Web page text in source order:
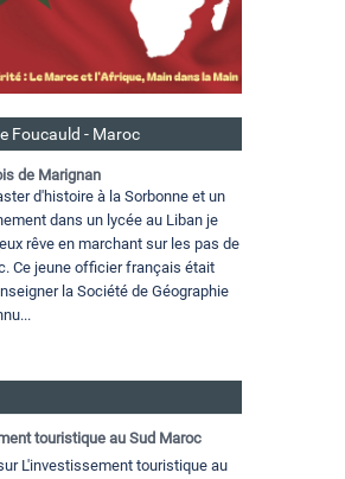
Foucauld - Maroc
de Marignan
d'histoire à la Sorbonne et un
dans un lycée au Liban je
rêve en marchant sur les pas de
Ce jeune officier français était
la Société de Géographie
touristique au Sud Maroc
L'investissement touristique au